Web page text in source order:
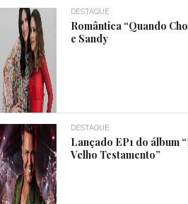
DESTAQUE
Romântica “Quando
e Sandy
DESTAQUE
Lançado EP1 do álbum
Velho Testamento”